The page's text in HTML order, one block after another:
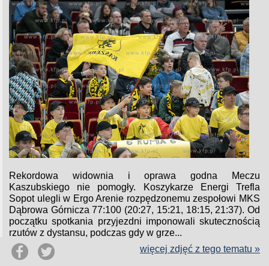
Rekordowa widownia i oprawa godna Meczu
Kaszubskiego nie pomogły. Koszykarze Energi Trefla
Sopot ulegli w Ergo Arenie rozpędzonemu zespołowi MKS
Dąbrowa Górnicza 77:100 (20:27, 15:21, 18:15, 21:37). Od
początku spotkania przyjezdni imponowali skutecznością
rzutów z dystansu, podczas gdy w grze...
więcej zdjęć z tego tematu »